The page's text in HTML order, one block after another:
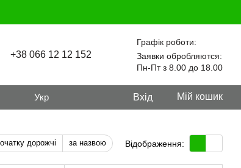
+38 066 12 12 152
Графік роботи:
Заявки обробляются:
Пн-Пт з 8.00 до 18.00
Укр Вхід Мій кошик
дорожчі за назвою Відображення: